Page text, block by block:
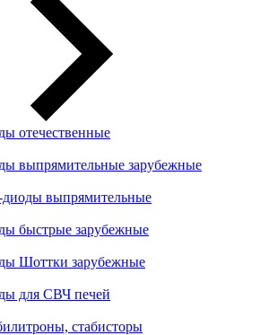
отечественные
выпрямительные зарубежные
выпрямительные
быстрые зарубежные
Шоттки зарубежные
для СВЧ печей
стабисторы